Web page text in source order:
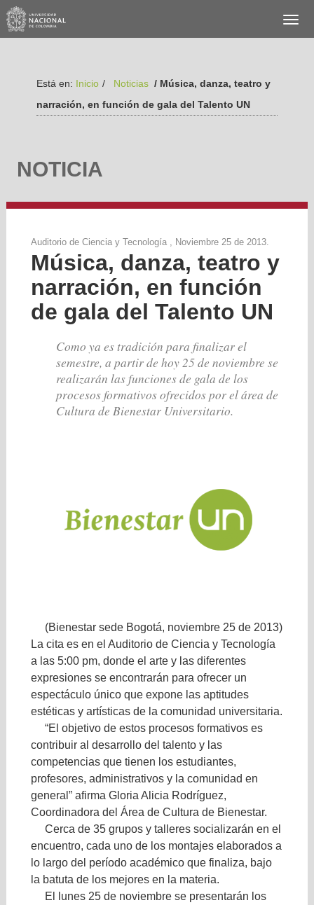
Está en: Inicio / Noticias / Música, danza, teatro y
narración, en función de gala del Talento UN
NOTICIA
Auditorio de Ciencia y Tecnología , Noviembre 25 de 2013.
Música, danza, teatro y
narración, en función
de gala del Talento UN
Como ya es tradición para finalizar el
semestre, a partir de hoy 25 de noviembre se
realizarán las funciones de gala de los
procesos formativos ofrecidos por el área de
Cultura de Bienestar Universitario.
(Bienestar sede Bogotá, noviembre 25 de 2013)
La cita es en el Auditorio de Ciencia y Tecnología
a las 5:00 pm, donde el arte y las diferentes
expresiones se encontrarán para ofrecer un
espectáculo único que expone las aptitudes
estéticas y artísticas de la comunidad universitaria.
“El objetivo de estos procesos formativos es
contribuir al desarrollo del talento y las
competencias que tienen los estudiantes,
profesores, administrativos y la comunidad en
general” afirma Gloria Alicia Rodríguez,
Coordinadora del Área de Cultura de Bienestar.
Cerca de 35 grupos y talleres socializarán en el
encuentro, cada uno de los montajes elaborados a
lo largo del período académico que finaliza, bajo
la batuta de los mejores en la materia.
El lunes 25 de noviembre se presentarán los